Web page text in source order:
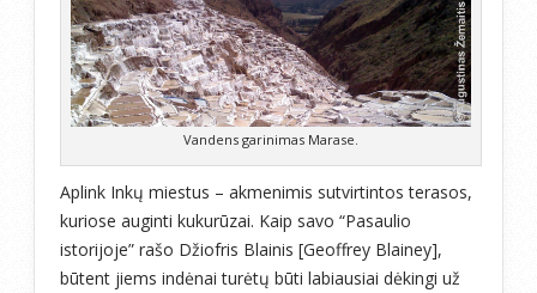
Vandens garinimas Marase.
Aplink Inkų miestus – akmenimis sutvirtintos terasos,
kuriose auginti kukurūzai. Kaip savo “Pasaulio
istorijoje” rašo Džiofris Blainis [Geoffrey Blainey],
būtent jiems indėnai turėtų būti labiausiai dėkingi už